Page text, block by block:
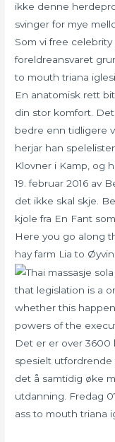
ikke denne
svinger for mye
Som vi free
foreldreansvaret
to mouth triana
En anatomisk rett
din stor komfort.
bedre enn tidligere
herjar han
Klovner i Kamp, og
19. februar 2016 av
det ikke skal skje.
kjole fra En Fant
Here you go along
hay farm Lia to
that legislation is a
whether this
powers of the
Det er er over
spesielt
det å samtidig øke
utdanning. Fredag
ass to mouth triana